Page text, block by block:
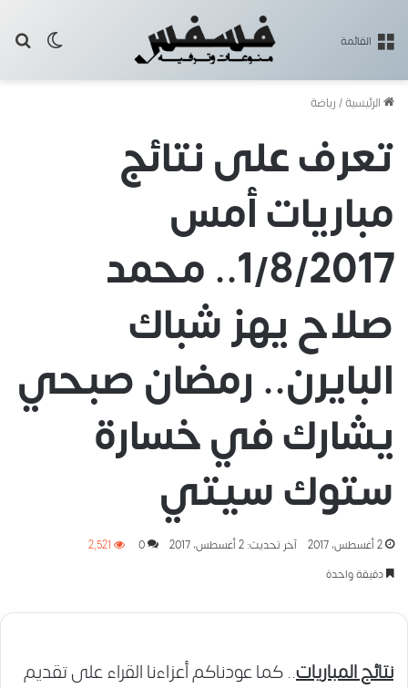
القائمة
الرئيسية/رياضة
تعرف على نتائج
مباريات أمس
1/8/2017.. محمد
صلاح يهز شباك
البايرن.. رمضان صبحي
يشارك في خسارة
ستوك سيتي
2 أغسطس، 2017 آخر تحديث: 2 أغسطس، 2017 0
2٬521
دقيقة واحدة
نتائج المباريات.. كما عودناكم أعزاءنا القراء على تقديم